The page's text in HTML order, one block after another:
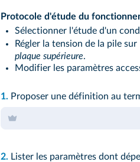
Protocole d'étude du
Sélectionner l'étude d'un
Régler la tension de la pile sur
plaque supérieure.
Modifier les paramètres
1. Proposer une définition au
2. Lister les paramètres dont